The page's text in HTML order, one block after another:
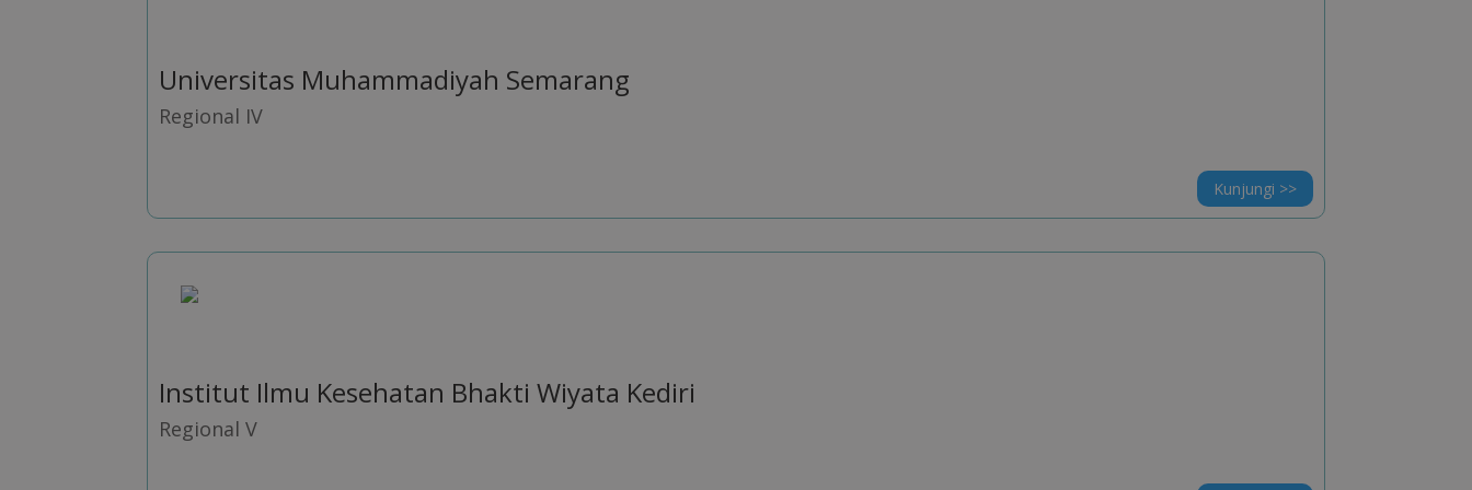
Universitas Muhammadiyah Semarang
Regional IV
Kunjungi >>
Institut Ilmu Kesehatan Bhakti Wiyata Kediri
Regional V